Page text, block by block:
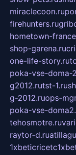
miraclecoon.ru
firehunters.ru
hometown-
shop-garena.ru
one-life-story.ru
poka-vse-doma-
g2012.rutst-1.ru
g-2012.ruops-
poka-vse-
tehosmotre.ru
raytor-d.ru